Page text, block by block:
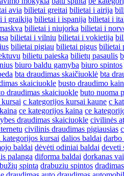
avia bilietai greitai bilietai i airija
i graikija bilietai i ispanija bilietai i
bilietai i niujorka bilietai i
bilietai i vilniu bilietai i vokietija
bilietai pigiau bilietai pigus bilietai
bilietu paieska bilietų pasaulis
biuro baldu gamyba biuro spintos
bta draudimas skaičiuoklė bta
skaiciuokle busto draudimo
draudimas skaiciuokle buto nuoma
c kategorijos kursai kaune c
ce kategorijos kaina ce
draudimas skaiciuokle civilinės
civilinis draudimas pigiausias
kategorijos kursai dalios baldai darbo
baldai dėvėti odiniai baldai deveti
palanga diforma baldai dorkanas
spinta drabuziu spintos dradimas